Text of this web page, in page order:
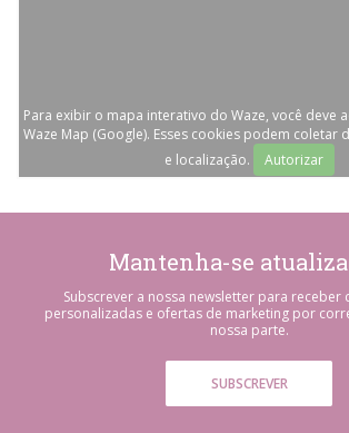
Para exibir o mapa interativo do Waze, você deve
Waze Map (Google). Esses cookies podem coletar
e localização.
Autorizar
Mantenha-se
Subscrever a nossa newsletter para receber
personalizadas e ofertas de marketing por
nossa parte.
SUBSCREVER